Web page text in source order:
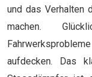
und das Verhalten
machen.
aufdecken. Das